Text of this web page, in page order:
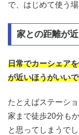
で、はじめて使う
家との距離が
日常でカーシェア
が近いほうがいい
たとえばステーシ
家まで徒歩20分も
と思ってしまうでし